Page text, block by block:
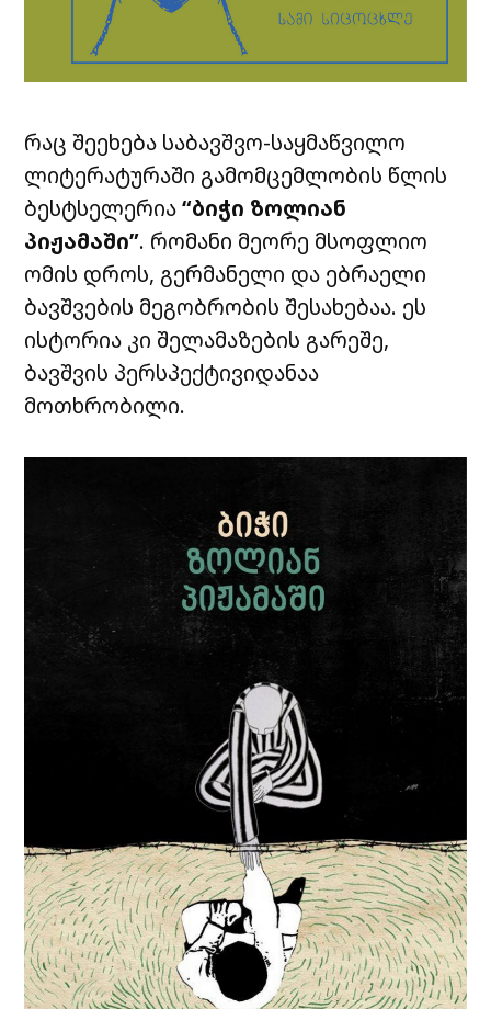
რაც შეეხება საბავშვო-საყმაწვილო
ლიტერატურაში გამომცემლობის წლის
ბესტსელერია“ბიჭი ზოლიან
პიჟამაში”. რომანი მეორე მსოფლიო
ომის დროს, გერმანელი და ებრაელი
ბავშვების მეგობრობის შესახებაა. ეს
ისტორია კი შელამაზების გარეშე,
ბავშვის პერსპექტივიდანაა
მოთხრობილი.